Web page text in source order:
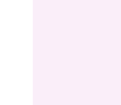
SmartSESAME Cloud
SmartSESAME